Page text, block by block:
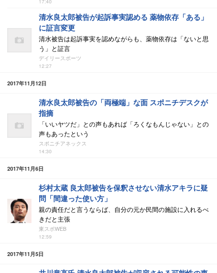
17:40
清水良太郎被告が起訴事実認める 薬物依存「ある」
に証言変更
清水被告は起訴事実を認めながらも、薬物依存は「ないと思
う」と証言
デイリースポーツ
12:27
2017年11月12日
清水良太郎被告の「両極端」な面 スポニチデスクが
指摘
「いいヤツだ」との声もあれば「ろくなもんじゃない」との
声もあったという
スポニチアネックス
14:30
2017年11月6日
杉村太蔵 良太郎被告を保釈させない清水アキラに疑
問「間違った使い方」
親の責任だと言うならば、自分の元か民間の施設に入れるべ
きだと主張
東スポWEB
12:59
2017年11月5日